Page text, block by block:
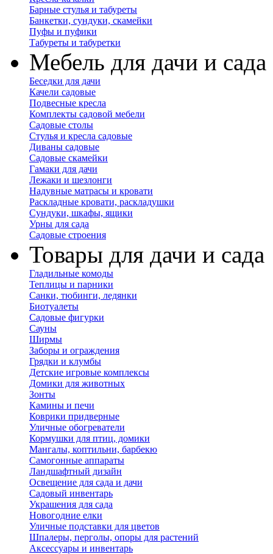
Барные стулья и табуреты
Банкетки, сундуки, скамейки
Пуфы и пуфики
Табуреты и табуретки
Мебель для дачи и сада
Беседки для дачи
Качели садовые
Подвесные кресла
Комплекты садовой мебели
Садовые столы
Стулья и кресла садовые
Диваны садовые
Садовые скамейки
Гамаки для дачи
Лежаки и шезлонги
Надувные матрасы и кровати
Раскладные кровати, раскладушки
Сундуки, шкафы, ящики
Урны для сада
Садовые строения
Товары для дачи и сада
Гладильные комоды
Теплицы и парники
Санки, тюбинги, ледянки
Биотуалеты
Садовые фигурки
Сауны
Ширмы
Заборы и ограждения
Грядки и клумбы
Детские игровые комплексы
Домики для животных
Зонты
Камины и печи
Коврики придверные
Уличные обогреватели
Кормушки для птиц, домики
Мангалы, коптильни, барбекю
Самогонные аппараты
Ландшафтный дизайн
Освещение для сада и дачи
Садовый инвентарь
Украшения для сада
Новогодние елки
Уличные подставки для цветов
Шпалеры, перголы, опоры для растений
Аксессуары и инвентарь